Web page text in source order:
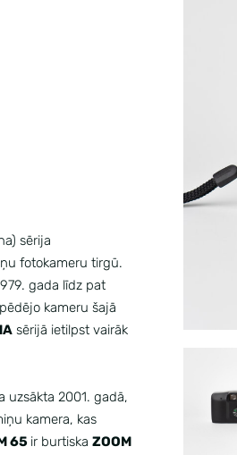
sērija
fotokameru tirgū.
gada līdz pat
kameru šajā
sērijā ietilpst vairāk
uzsākta 2001. gadā,
kamera, kas
65 ir burtiska ZOOM